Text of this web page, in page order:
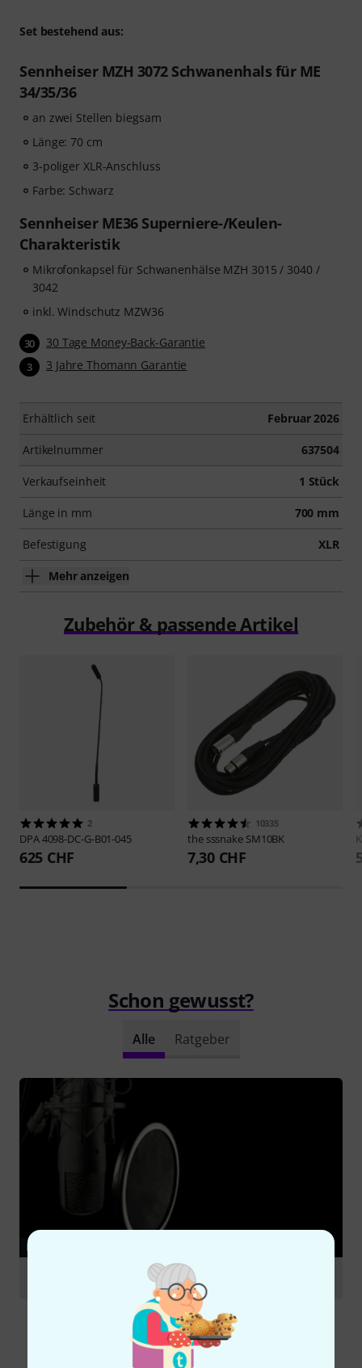
Set bestehend aus:
Sennheiser MZH 3072 Schwanenhals für ME
34/35/36
an zwei Stellen biegsam
Länge: 70 cm
3-poliger XLR-Anschluss
Farbe: Schwarz
Sennheiser ME36 Superniere-/Keulen-
Charakteristik
Mikrofonkapsel für Schwanenhälse MZH 3015 / 3040 /
3042
inkl. Windschutz MZW36
30 30 Tage Money-Back-Garantie
3 3 Jahre Thomann Garantie
Erhältlich seit Februar 2026
Artikelnummer 637504
Verkaufseinheit 1 Stück
Länge in mm 700 mm
Befestigung XLR
Mehr anzeigen
Zubehör & passende Artikel
2
DPA4098-DC-G-B01-045
625 CHF
10335
the sssnake SM10BK
7,30 CHF
Schon gewusst?
Alle Ratgeber
RATGEBER